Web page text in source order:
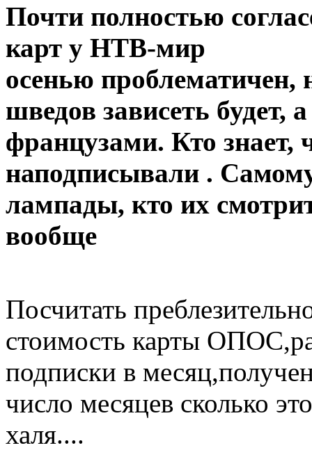
Почти полностью
карт у НТВ-мир
осенью проблематичен,
шведов зависеть будет,
французами. Кто знает,
наподписывали .
лампады, кто их
вообще
Посчитать
стоимость карты
подписки в
число месяцев сколько
халя....